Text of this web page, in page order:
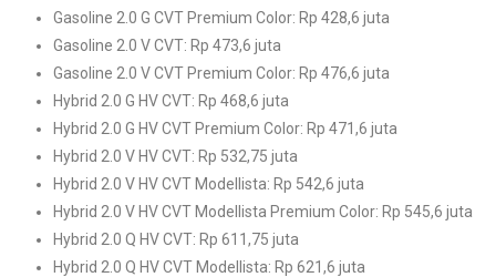
Gasoline 2.0 G CVT Premium Color: Rp 428,6 juta
Gasoline 2.0 V CVT: Rp 473,6 juta
Gasoline 2.0 V CVT Premium Color: Rp 476,6 juta
Hybrid 2.0 G HV CVT: Rp 468,6 juta
Hybrid 2.0 G HV CVT Premium Color: Rp 471,6 juta
Hybrid 2.0 V HV CVT: Rp 532,75 juta
Hybrid 2.0 V HV CVT Modellista: Rp 542,6 juta
Hybrid 2.0 V HV CVT Modellista Premium Color: Rp 545,6 juta
Hybrid 2.0 Q HV CVT: Rp 611,75 juta
Hybrid 2.0 Q HV CVT Modellista: Rp 621,6 juta